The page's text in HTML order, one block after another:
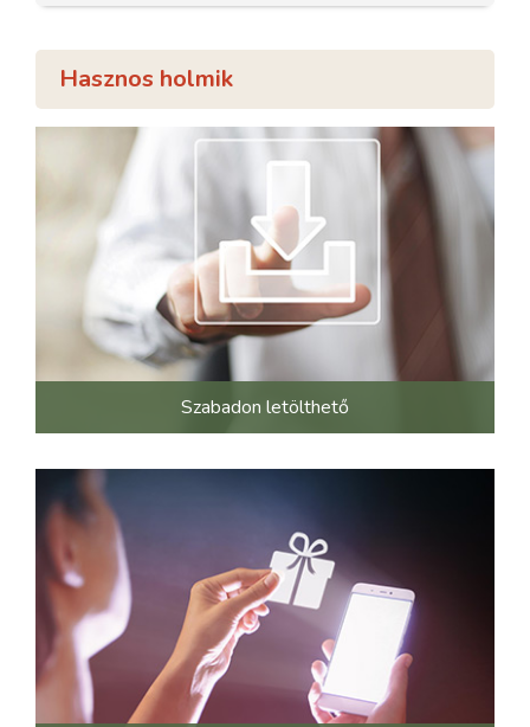
Hasznos holmik
Szabadon letölthető